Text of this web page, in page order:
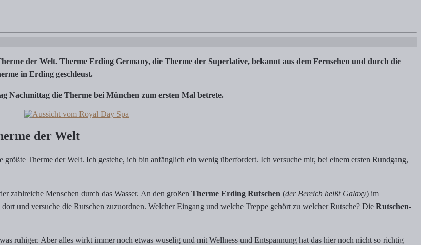
der Welt. Therme Erding Germany, die Therme der Superlative, bekannt aus dem Fernsehen und durch die
in Erding geschleust.
Nachmittag die Therme bei München zum ersten Mal betrete.
der Welt
größte Therme der Welt. Ich gestehe, ich bin anfänglich ein wenig überfordert. Ich versuche mir, bei einem ersten Rundgang,
zahlreiche Menschen durch das Wasser. An den großen Therme Erding Rutschen (der Bereich heißt Galaxy) im
und versuche die Rutschen zuzuordnen. Welcher Eingang und welche Treppe gehört zu welcher Rutsche? Die Rutschen-
ruhiger. Aber alles wirkt immer noch etwas wuselig und mit Wellness und Entspannung hat das hier noch nicht so richtig